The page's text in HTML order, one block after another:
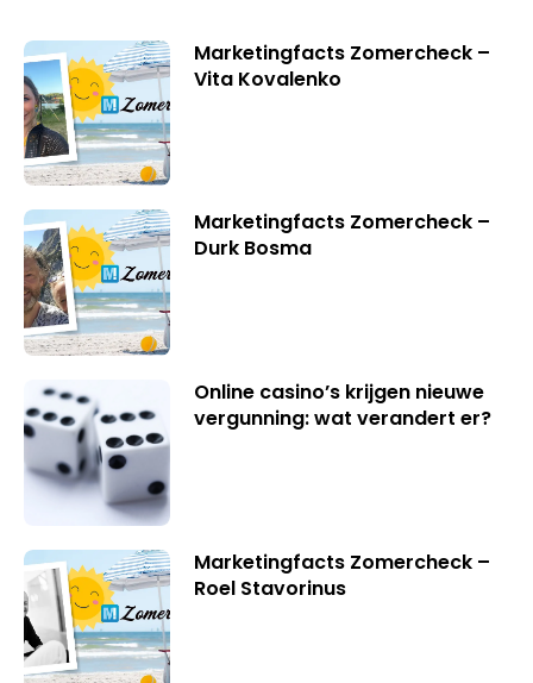
Marketingfacts Zomercheck –
Vita Kovalenko
Marketingfacts Zomercheck –
Durk Bosma
Online casino’s krijgen nieuwe
vergunning: wat verandert er?
Marketingfacts Zomercheck –
Roel Stavorinus